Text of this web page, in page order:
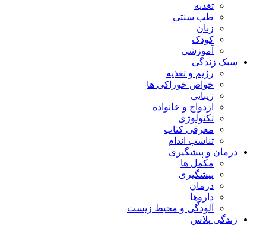
تغذیه
طب سنتی
زنان
کودک
آموزشی
سبک زندگی
رژیم و تغذیه
خواص خوراکی ها
زیبایی
ازدواج و خانواده
تکنولوژی
معرفی کتاب
تناسب اندام
درمان و پیشگیری
مکمل ها
پیشگیری
درمان
داروها
آلودگی و محیط زیست
زندگی پلاس